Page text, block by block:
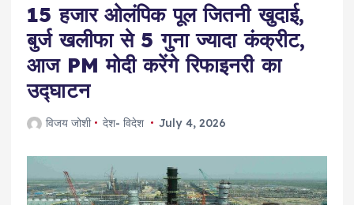
15 हजार ओलंपिक पूल जितनी खुदाई,
बुर्ज खलीफा से 5 गुना ज्यादा कंक्रीट,
आज PM मोदी करेंगे रिफाइनरी का
उद्घाटन
विजय जोशी देश- विदेश July 4, 2026